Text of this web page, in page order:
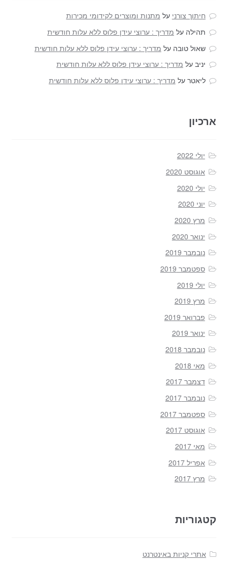
חיתוך צורני על מתנות ומוצרים לקידומי מכירות
תהילה על מדריך : ערוצי עידן פלוס ללא עלות חודשית
שאול טובה על מדריך : ערוצי עידן פלוס ללא עלות חודשית
יניב על מדריך : ערוצי עידן פלוס ללא עלות חודשית
ליאטר על מדריך : ערוצי עידן פלוס ללא עלות חודשית
ארכיון
יולי 2022
אוגוסט 2020
יולי 2020
יוני 2020
מרץ 2020
ינואר 2020
נובמבר 2019
ספטמבר 2019
יולי 2019
מרץ 2019
פברואר 2019
ינואר 2019
נובמבר 2018
מאי 2018
דצמבר 2017
נובמבר 2017
ספטמבר 2017
אוגוסט 2017
מאי 2017
אפריל 2017
מרץ 2017
קטגוריות
אתרי קניות באינטרנט